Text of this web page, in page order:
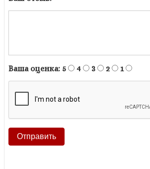
Ваша оценка: 5 4 3 2 1